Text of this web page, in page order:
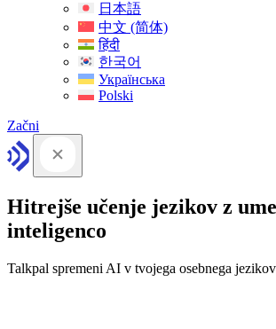
日本語
中文 (简体)
हिंदी
한국어
Українська
Polski
Začni
Hitrejše učenje jezikov z
inteligenco
Talkpal spremeni AI v tvojega osebnega